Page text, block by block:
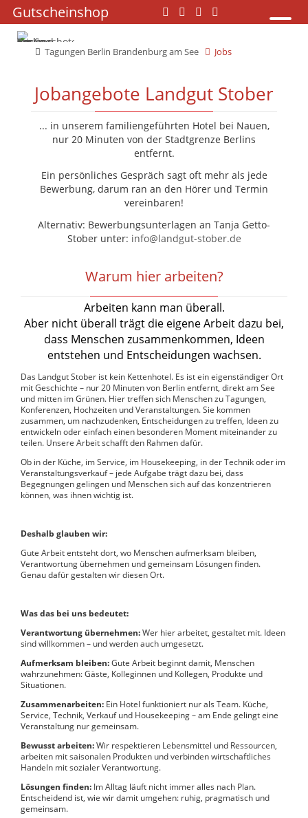
Navigation
überspringen
Gutscheinshop
Navigation
überspringen
Tagungen Berlin Brandenburg am See Jobs
Jobangebote Landgut Stober
... in unserem familiengeführten Hotel bei Nauen,
nur 20 Minuten von der Stadtgrenze Berlins
entfernt.
Ein persönliches Gespräch sagt oft mehr als jede
Bewerbung, darum ran an den Hörer und Termin
vereinbaren!
Alternativ: Bewerbungsunterlagen an Tanja Getto-
Stober unter: info@landgut-stober.de
Warum hier arbeiten?
Arbeiten kann man überall.
Aber nicht überall trägt die eigene Arbeit dazu bei,
dass Menschen zusammenkommen, Ideen
entstehen und Entscheidungen wachsen.
Das Landgut Stober ist kein Kettenhotel. Es ist ein eigenständiger Ort
mit Geschichte – nur 20 Minuten von Berlin entfernt, direkt am See
und mitten im Grünen. Hier treffen sich Menschen zu Tagungen,
Konferenzen, Hochzeiten und Veranstaltungen. Sie kommen
zusammen, um nachzudenken, Entscheidungen zu treffen, Ideen zu
entwickeln oder einfach einen besonderen Moment miteinander zu
teilen. Unsere Arbeit schafft den Rahmen dafür.
Ob in der Küche, im Service, im Housekeeping, in der Technik oder im
Veranstaltungsverkauf – jede Aufgabe trägt dazu bei, dass
Begegnungen gelingen und Menschen sich auf das konzentrieren
können, was ihnen wichtig ist.
Deshalb glauben wir:
Gute Arbeit entsteht dort, wo Menschen aufmerksam bleiben,
Verantwortung übernehmen und gemeinsam Lösungen finden.
Genau dafür gestalten wir diesen Ort.
Was das bei uns bedeutet:
Verantwortung übernehmen: Wer hier arbeitet, gestaltet mit. Ideen
sind willkommen – und werden auch umgesetzt.
Aufmerksam bleiben: Gute Arbeit beginnt damit, Menschen
wahrzunehmen: Gäste, Kolleginnen und Kollegen, Produkte und
Situationen.
Zusammenarbeiten: Ein Hotel funktioniert nur als Team. Küche,
Service, Technik, Verkauf und Housekeeping – am Ende gelingt eine
Veranstaltung nur gemeinsam.
Bewusst arbeiten: Wir respektieren Lebensmittel und Ressourcen,
arbeiten mit saisonalen Produkten und verbinden wirtschaftliches
Handeln mit sozialer Verantwortung.
Lösungen finden: Im Alltag läuft nicht immer alles nach Plan.
Entscheidend ist, wie wir damit umgehen: ruhig, pragmatisch und
gemeinsam.